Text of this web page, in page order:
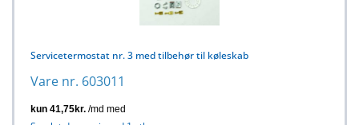
Servicetermostat nr. 3 med tilbehør til køleskab
Vare nr. 603011